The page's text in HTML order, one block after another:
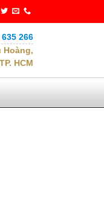
635 266
Hoàng,
HCM